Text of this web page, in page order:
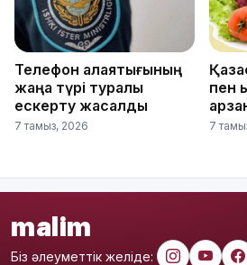
Телефон алаяқтығының
жаңа түрі туралы
ескерту жасалды
7 тамыз, 2026
пен
7
malim
Біз әлеуметтік желіде: